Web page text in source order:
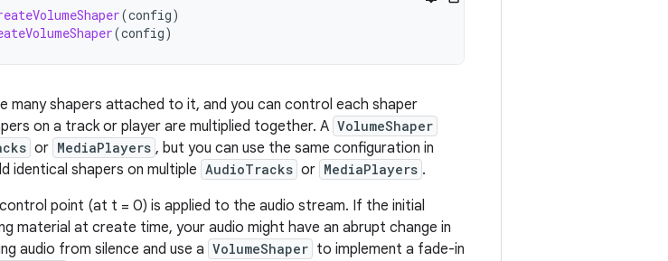
(config)
(config)
many shapers attached to it, and you can control each shaper
on a track or player are multiplied together. A VolumeShaper
or MediaPlayers , but you can use the same configuration in
identical shapers on multiple AudioTracks or MediaPlayers .
control point (at t = 0) is applied to the audio stream. If the initial
material at create time, your audio might have an abrupt change in
audio from silence and use a VolumeShaper to implement a fade-in